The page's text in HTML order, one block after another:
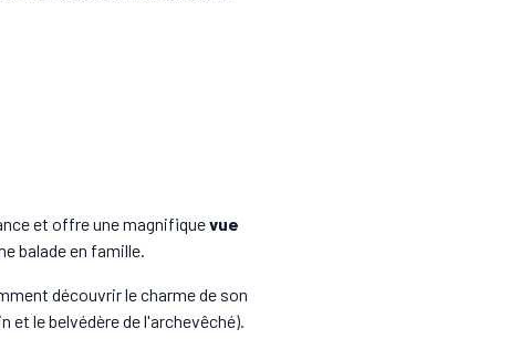
et offre une magnifiquevue
balade en famille.
découvrir le charme de son
le belvédère de l'archevêché).